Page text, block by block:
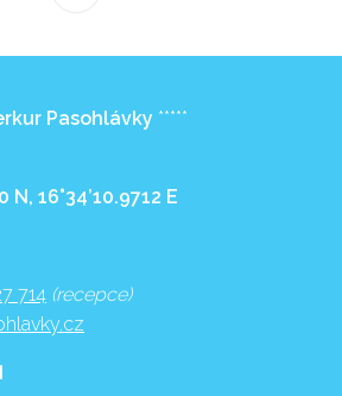
Pasohlávky *****
N, 16°34’10.9712 E
714 (recepce)